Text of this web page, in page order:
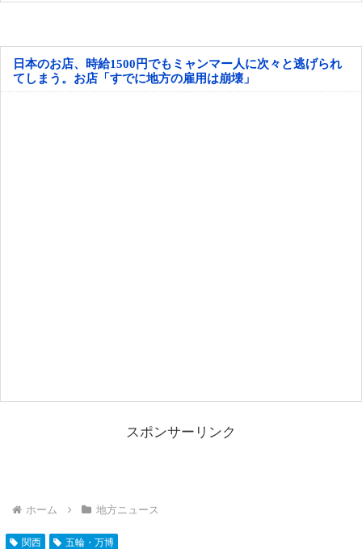
日本のお店、時給1500円でもミャンマー人に次々と逃げられ
てしまう。お店「すでに地方の雇用は崩壊」
スポンサーリンク
ホーム 地方ニュース
関西 五輪・万博